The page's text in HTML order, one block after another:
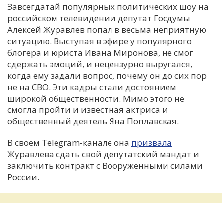
М
Н
Х
Ч
Я
Завсегдатай популярных политических шоу на
российском телевидении депутат Госдумы
Алексей Журавлев попал в весьма неприятную
ситуацию. Выступая в эфире у популярного
блогера и юриста Ивана Миронова, не смог
сдержать эмоций, и нецензурно выругался,
когда ему задали вопрос, почему он до сих пор
не на СВО. Эти кадры стали достоянием
широкой общественности. Мимо этого не
смогла пройти и известная актриса и
общественный деятель Яна Поплавская.
В своем Telegram-канале она призвала
Журавлева сдать свой депутатский мандат и
заключить контракт с Вооруженными силами
России.